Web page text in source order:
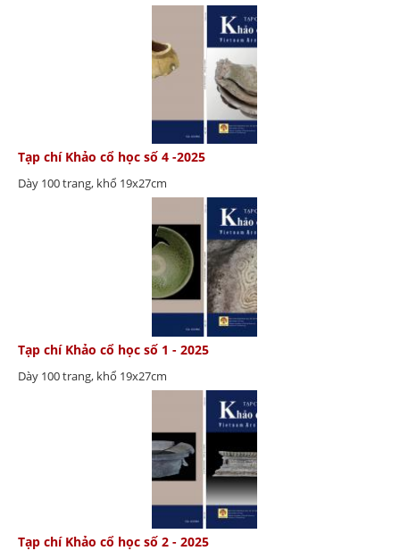
Tạp chí Khảo cổ học số 4 -2025
Dày 100 trang, khổ 19x27cm
Tạp chí Khảo cổ học số 1 - 2025
Dày 100 trang, khổ 19x27cm
Tạp chí Khảo cổ học số 2 - 2025